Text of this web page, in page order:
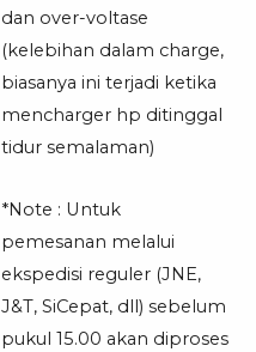
dan over-voltase
(kelebihan dalam charge,
biasanya ini terjadi ketika
mencharger hp ditinggal
tidur semalaman)
*Note : Untuk
pemesanan melalui
ekspedisi reguler (JNE,
J&T, SiCepat, dll) sebelum
pukul 15.00 akan diproses